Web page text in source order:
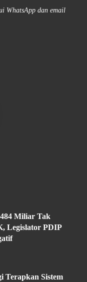
WhatsApp dan email
Miliar Tak
Legislator PDIP
Terapkan Sistem